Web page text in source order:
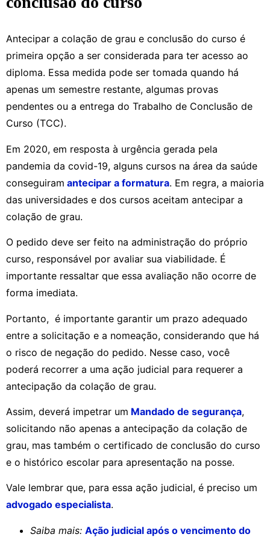
Antecipar a colação de grau e conclusão do curso é
primeira opção a ser considerada para ter acesso ao
diploma. Essa medida pode ser tomada quando há
apenas um semestre restante, algumas provas
pendentes ou a entrega do Trabalho de Conclusão de
Curso (TCC).
Em 2020, em resposta à urgência gerada pela
pandemia da covid-19, alguns cursos na área da saúde
conseguiram antecipar a formatura. Em regra, a maioria
das universidades e dos cursos aceitam antecipar a
colação de grau.
O pedido deve ser feito na administração do próprio
curso, responsável por avaliar sua viabilidade. É
importante ressaltar que essa avaliação não ocorre de
forma imediata.
Portanto, é importante garantir um prazo adequado
entre a solicitação e a nomeação, considerando que há
o risco de negação do pedido. Nesse caso, você
poderá recorrer a uma ação judicial para requerer a
antecipação da colação de grau.
Assim, deverá impetrar um Mandado de segurança,
solicitando não apenas a antecipação da colação de
grau, mas também o certificado de conclusão do curso
e o histórico escolar para apresentação na posse.
Vale lembrar que, para essa ação judicial, é preciso um
advogado especialista.
Saiba mais: Ação judicial após o vencimento do